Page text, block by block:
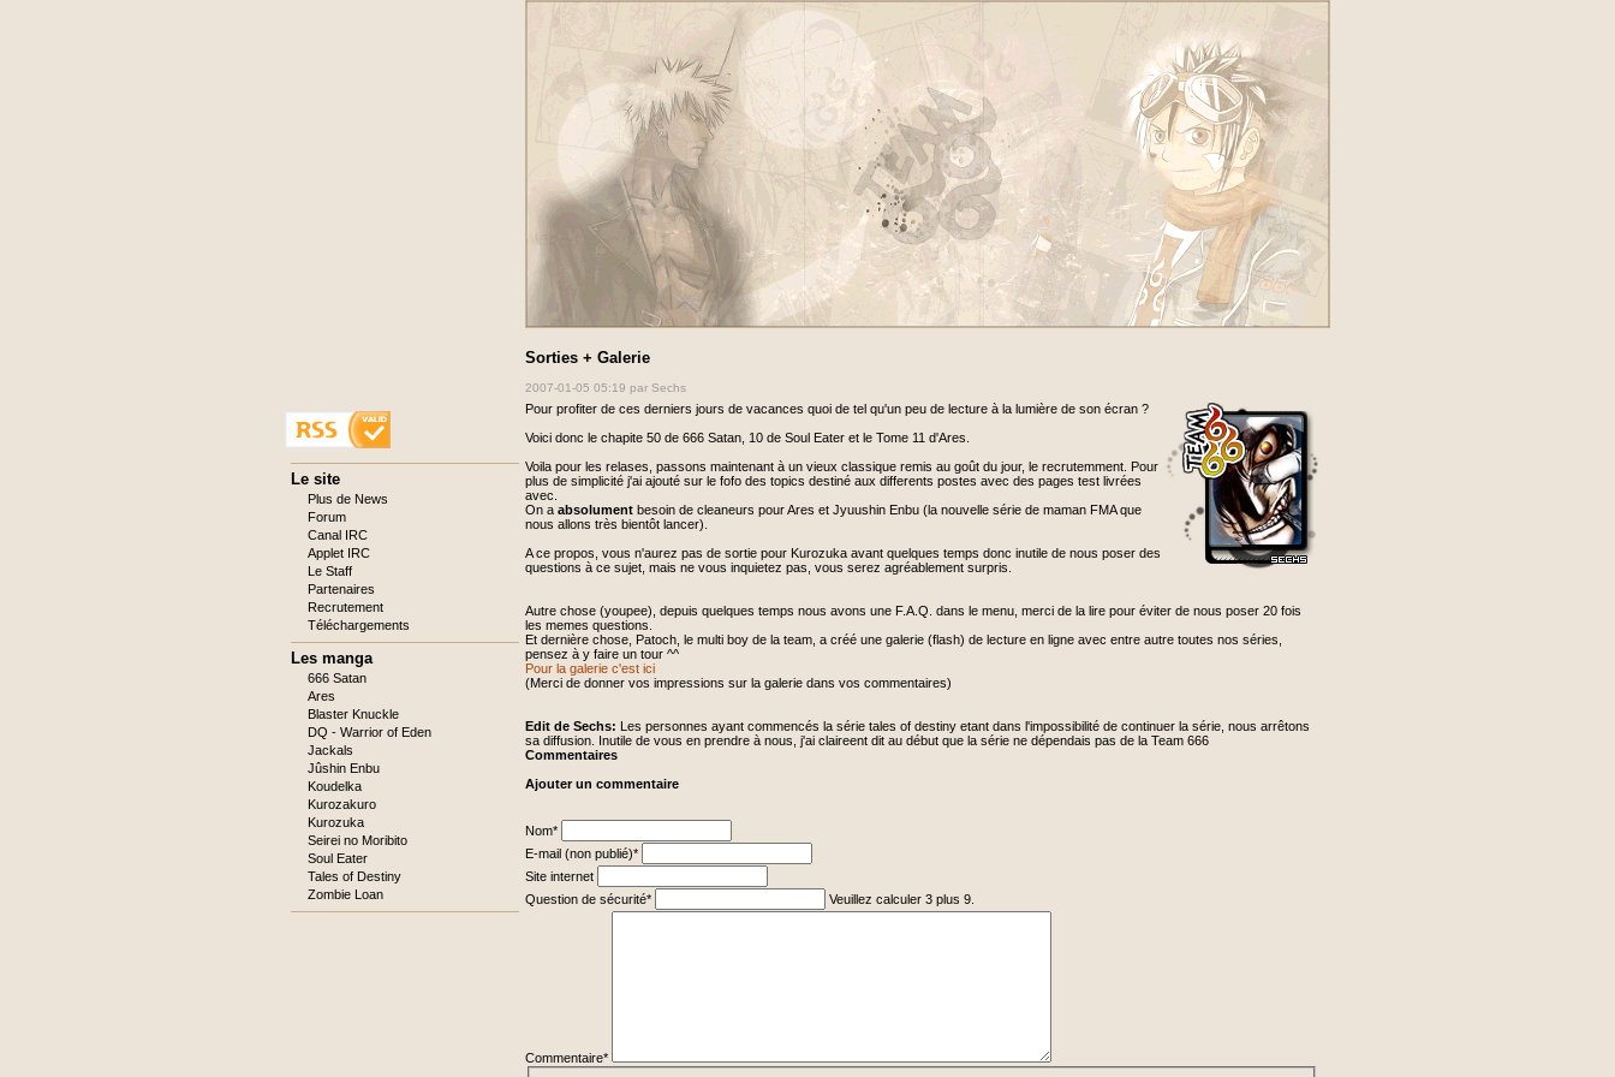
Sorties + Galerie
2007-01-05 05:19 par Sechs
Pour profiter de ces derniers jours de vacances quoi de tel qu'un peu de lecture à la lumière de son écran ?
Voici donc le chapite 50 de 666 Satan, 10 de Soul Eater et le Tome 11 d'Ares.
Voila pour les relases, passons maintenant à un vieux classique remis au goût du jour, le recrutemment. Pour
plus de simplicité j'ai ajouté sur le fofo des topics destiné aux differents postes avec des pages test livrées
avec.
On a absolument besoin de cleaneurs pour Ares et Jyuushin Enbu (la nouvelle série de maman FMA que
nous allons très bientôt lancer).
A ce propos, vous n'aurez pas de sortie pour Kurozuka avant quelques temps donc inutile de nous poser des
questions à ce sujet, mais ne vous inquietez pas, vous serez agréablement surpris.
Autre chose (youpee), depuis quelques temps nous avons une F.A.Q. dans le menu, merci de la lire pour éviter de nous poser 20 fois
les memes questions.
Et dernière chose, Patoch, le multi boy de la team, a créé une galerie (flash) de lecture en ligne avec entre autre toutes nos séries,
pensez à y faire un tour ^^
Pour la galerie c'est ici
(Merci de donner vos impressions sur la galerie dans vos commentaires)
Edit de Sechs: Les personnes ayant commencés la série tales of destiny etant dans l'impossibilité de continuer la série, nous arrêtons
sa diffusion. Inutile de vous en prendre à nous, j'ai claireent dit au début que la série ne dépendais pas de la Team 666
Commentaires
Ajouter un commentaire
Champ
obligatoire
Nom*
Champ
obligatoire
E-mail (non publié)*
Site internet
Champ
obligatoire
Question de sécurité*
Veuillez calculer 3 plus 9.
Commentaire*
Aller
au
contenu
Le site
Plus de News
Forum
Canal IRC
Applet IRC
Le Staff
Partenaires
Recrutement
Téléchargements
Les manga
666 Satan
Ares
Blaster Knuckle
DQ - Warrior of Eden
Jackals
Jûshin Enbu
Koudelka
Kurozakuro
Kurozuka
Seirei no Moribito
Soul Eater
Tales of Destiny
Zombie Loan